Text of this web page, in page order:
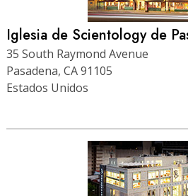
Iglesia de Scientology de
35 South Raymond Avenue
Pasadena, CA 91105
Estados Unidos